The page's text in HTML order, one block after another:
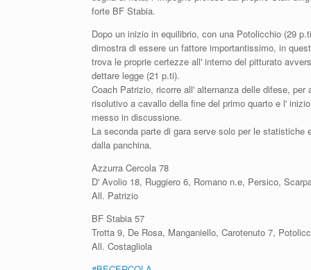
forte BF Stabia.
Dopo un inizio in equilibrio, con una Potolicchio (29
dimostra di essere un fattore importantissimo, in
trova le proprie certezze all' interno del pitturato
dettare legge (21 p.ti).
Coach Patrizio, ricorre all' alternanza delle difese,
risolutivo a cavallo della fine del primo quarto e l'
messo in discussione.
La seconda parte di gara serve solo per le
dalla panchina.
Azzurra Cercola 78
D' Avolio 18, Ruggiero 6, Romano n.e, Persico,
All. Patrizio
BF Stabia 57
Trotta 9, De Rosa, Manganiello, Carotenuto 7,
All. Costagliola